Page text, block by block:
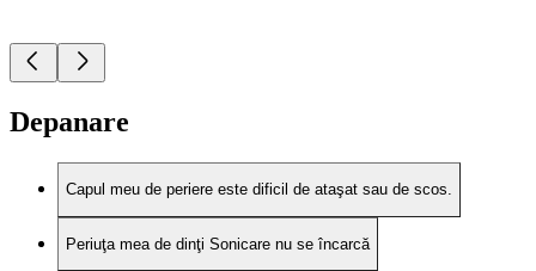
Depanare
Capul meu de periere este dificil de ataşat sau de scos.
Periuţa mea de dinţi Sonicare nu se încarcă